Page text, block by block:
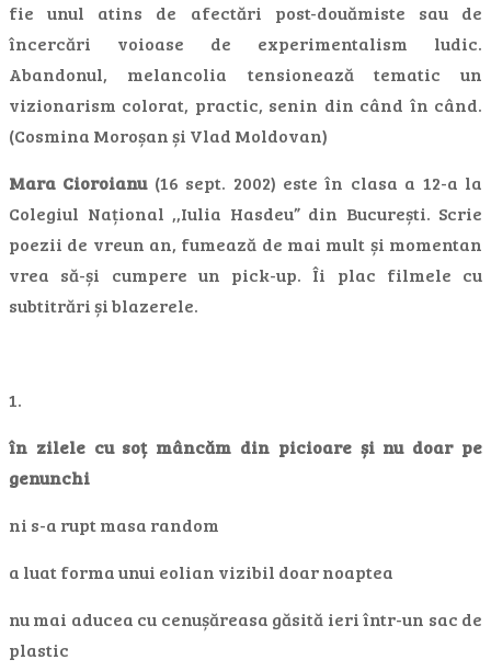
fie unul atins de afectări post-douămiste sau de
încercări voioase de experimentalism ludic.
Abandonul, melancolia tensionează tematic un
vizionarism colorat, practic, senin din când în când.
(Cosmina Moroșan și Vlad Moldovan)
Mara Cioroianu(16 sept. 2002) este în clasa a 12-a la
Colegiul Național ,,Iulia Hasdeu” din București. Scrie
poezii de vreun an, fumează de mai mult și momentan
vrea să-și cumpere un pick-up. Îi plac filmele cu
subtitrări și blazerele.
1.
în zilele cu soț mâncăm din picioare și nu doar pe
genunchi
ni s-a rupt masa random
a luat forma unui eolian vizibil doar noaptea
nu mai aducea cu cenușăreasa găsită ieri într-un sac de
plastic